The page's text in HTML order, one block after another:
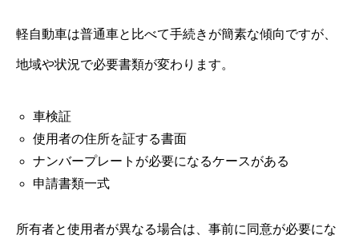
軽自動車は普通車と比べて手続きが簡素な傾向ですが、
地域や状況で必要書類が変わります。
車検証
使用者の住所を証する書面
ナンバープレートが必要になるケースがある
申請書類一式
所有者と使用者が異なる場合は、事前に同意が必要にな